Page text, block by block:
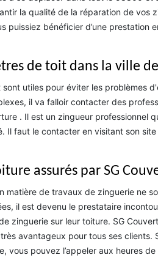
la qualité de la réparation de vos
puissiez bénéficier d’une prestation
de toit dans la ville
utiles pour éviter les problèmes
il va falloir contacter des
. Il est un zingueur professionnel
faut le contacter en visitant son
assurés par SG
matière de travaux de zinguerie ne
il est devenu le prestataire
zinguerie sur leur toiture. SG
avantageux pour tous ses clients.
vous pouvez l’appeler aux heures de